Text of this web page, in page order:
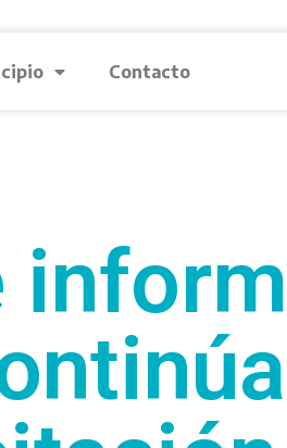
Contacto